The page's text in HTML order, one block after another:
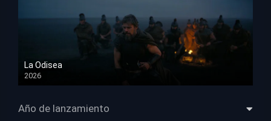
La Odisea
2026
TS Screener
Año de lanzamiento